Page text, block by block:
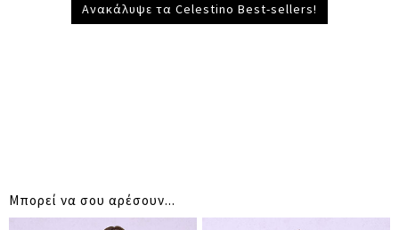
Ανακάλυψε τα Celestino Best-sellers!
Μπορεί να σου αρέσουν...